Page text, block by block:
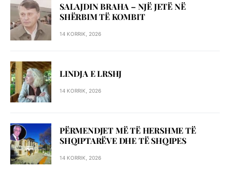
SALAJDIN BRAHA – NJЁ JETЁ NЁ
SHЁRBIM TЁ KOMBIT
14 KORRIK, 2026
LINDJA E LRSHJ
14 KORRIK, 2026
PËRMENDJET MË TË HERSHME TË
SHQIPTARËVE DHE TË SHQIPES
14 KORRIK, 2026